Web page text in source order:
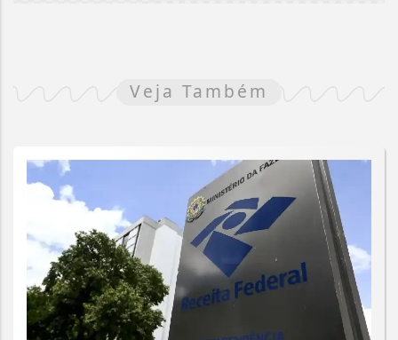
Veja Também